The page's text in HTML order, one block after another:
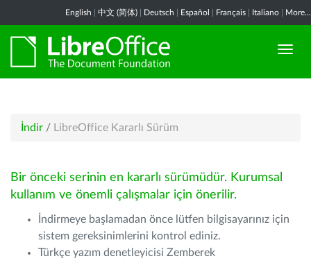
English 中文 (简体) Deutsch Español Français Italiano More...
İndir / LibreOffice Kararlı Sürüm
Bir önceki serinin en kararlı sürümüdür. Kurumsal
kullanım ve önemli çalışmalar için önerilir.
İndirmeye başlamadan önce lütfen bilgisayarınız için
sistem gereksinimlerini kontrol ediniz.
Türkçe yazım denetleyicisi Zemberek